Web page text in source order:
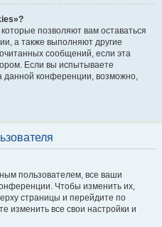
позволяют вам оставаться
а также выполняют другие
сообщений, если эта
Если вы испытываете
данной конференции, возможно,
пользователем, все ваши
Чтобы изменить их,
страницы и перейдите по
изменить все свои настройки и